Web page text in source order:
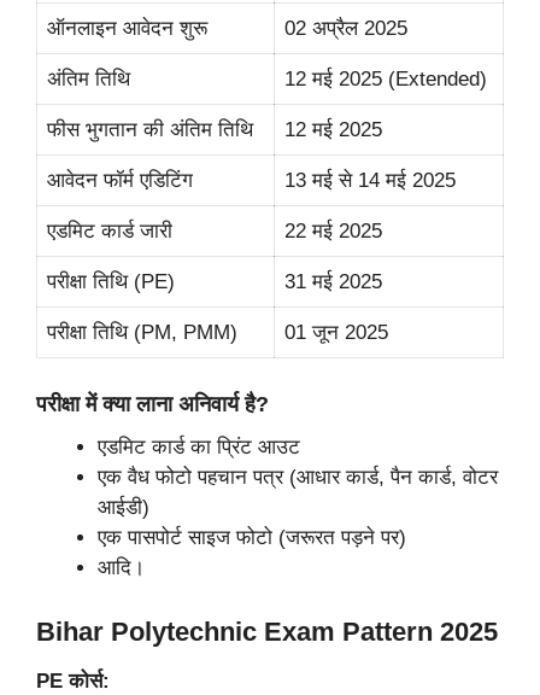
ऑनलाइन आवेदन शुरू 02 अप्रैल 2025
अंतिम तिथि 12 मई 2025 (Extended)
फीस भुगतान की अंतिम तिथि 12 मई 2025
आवेदन फॉर्म एडिटिंग 13 मई से 14 मई 2025
एडमिट कार्ड जारी 22 मई 2025
परीक्षा तिथि (PE) 31 मई 2025
परीक्षा तिथि (PM, PMM) 01 जून 2025
परीक्षा में क्या लाना अनिवार्य है?
एडमिट कार्ड का प्रिंट आउट
एक वैध फोटो पहचान पत्र (आधार कार्ड, पैन कार्ड, वोटर
आईडी)
एक पासपोर्ट साइज फोटो (जरूरत पड़ने पर)
आदि।
Bihar Polytechnic Exam Pattern 2025
PE कोर्स: